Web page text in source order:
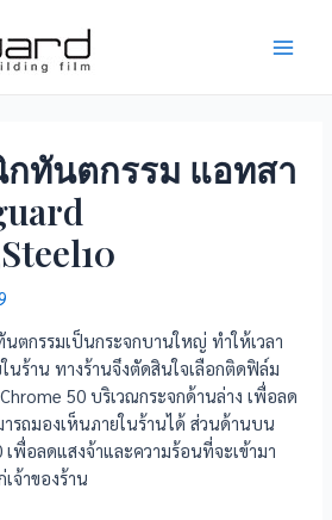
ทันตกรรม แอทสา
ตกรรมเป็นกระจกบานใหญ่ ทำให้เวลา
นร้าน ทางร้านจึงตัดสินใจเลือกติดฟิล์ม
50 บริเวณกระจกด้านล่าง เพื่อลด
รถมองเห็นภายในร้านได้ ส่วนด้านบน
พื่อลดแสงจ้าและความร้อนที่จะเข้ามา
จ้าของร้าน